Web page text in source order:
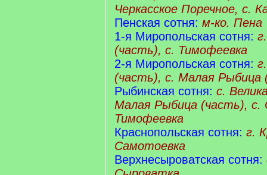
Черкасское Поречное, с.
Пенская сотня: м-ко. Пена
1-я Миропольская сотня:
(часть), с. Тимофеевка
2-я Миропольская сотня:
(часть), с. Малая Рыбица
Рыбинская сотня: с.
Малая Рыбица (часть), с.
Тимофеевка
Краснопольская сотня: г.
Самотоевка
Верхнесыроватская сотня: